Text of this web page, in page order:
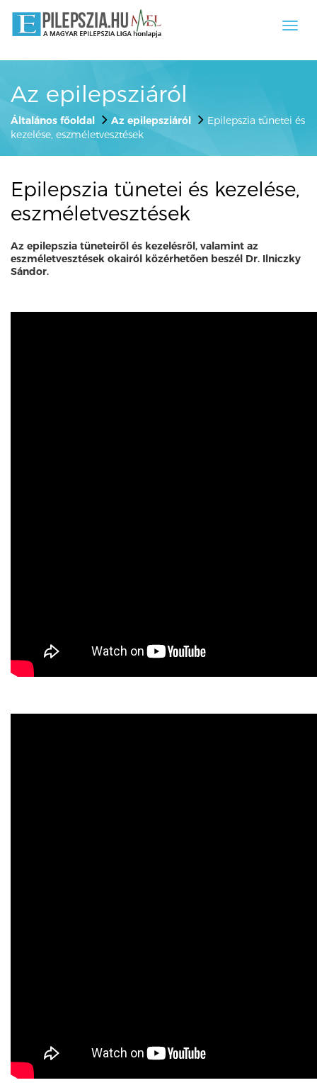
Az epilepsziáról
Általános főoldal Az epilepsziáról
Epilepszia tünetei és
kezelése, eszméletvesztések
Epilepszia tünetei és kezelése,
eszméletvesztések
Az epilepszia tüneteiről és kezelésről, valamint az
eszméletvesztések okairól közérhetően beszél Dr. Ilniczky
Sándor.